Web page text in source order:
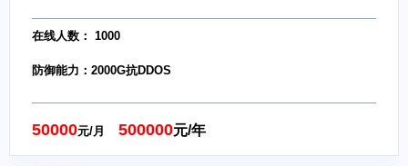
在线人数： 1000
防御能力：2000G抗DDOS
50000元/月 500000元/年